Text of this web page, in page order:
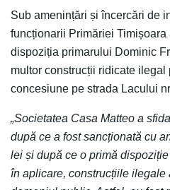
Sub amenințări și încercări de
funcționarii Primăriei
dispoziția primarului Dominic
multor construcții ridicate
concesiune pe strada Lacului
„Societatea Casa Matteo a
după ce a fost sancționată cu
lei și după ce o primă
în aplicare, construcțiile ilegale